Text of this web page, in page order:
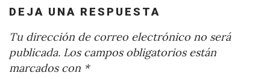
DEJA UNA RESPUESTA
Tu dirección de correo electrónico no será
publicada. Los campos obligatorios están
marcados con *